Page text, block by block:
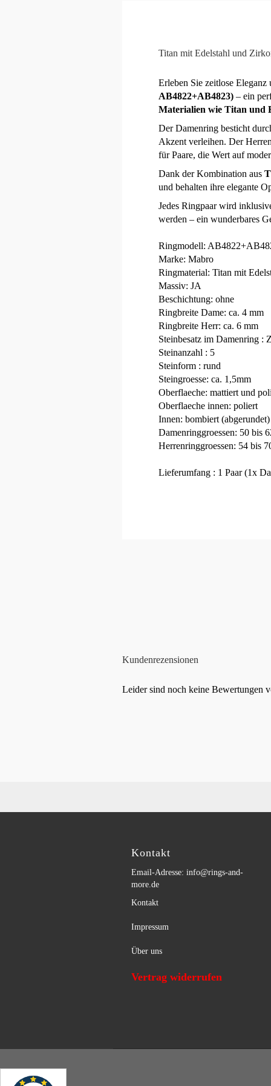
Titan mit Edelstahl und
Erleben Sie zeitlose
AB4822+AB4823) – ein
Materialien wie Titan und
Der Damenring besticht
Akzent verleihen. Der
für Paare, die Wert auf
Dank der Kombination aus
und behalten ihre elegante
Jedes Ringpaar wird
werden – ein wunderbares
Ringmodell:
Marke: Mabro
Ringmaterial: Titan mit
Massiv: JA
Beschichtung: ohne
Ringbreite Dame: ca. 4 mm
Ringbreite Herr: ca. 6 mm
Steinbesatz im Damenring :
Steinanzahl : 5
Steinform : rund
Steingroesse: ca. 1,5mm
Oberflaeche: mattiert und
Oberflaeche innen: poliert
Innen: bombiert (abgerundet)
Damenringgroessen: 50 bis
Herrenringgroessen: 54 bis
Lieferumfang : 1 Paar (1x
Kundenrezensionen
Leider sind noch keine Bewertungen
Kontakt
Email-Adresse: info@rings-and-
more.de
Kontakt
Impressum
Über uns
Vertrag widerrufen